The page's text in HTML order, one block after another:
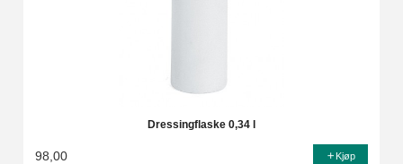
Dressingflaske 0,34 l
98,00 Kjøp